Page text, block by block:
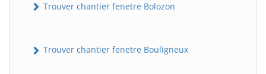
Trouver chantier fenetre Bolozon
Trouver chantier fenetre Bouligneux